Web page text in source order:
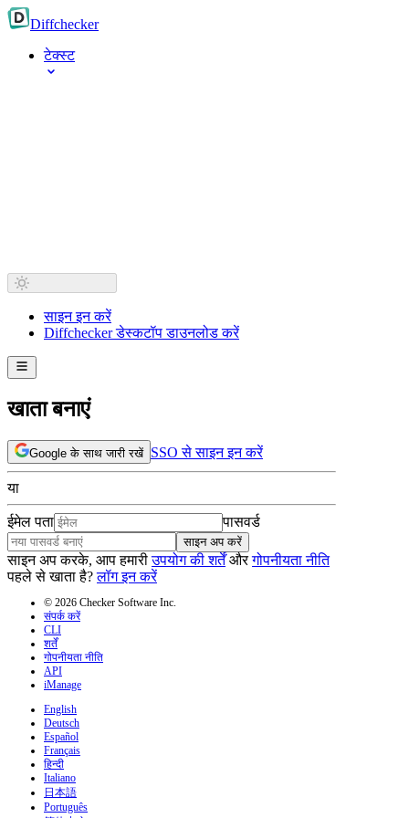
Diffchecker
टेक्स्ट
साइन इन करें
Diffchecker डेस्कटॉप डाउनलोड करें
खाता बनाएं
Google के साथ जारी रखें SSO से साइन इन करें
या
ईमेल पता पासवर्ड
साइन अप करें
साइन अप करके, आप हमारी उपयोग की शर्तें और गोपनीयता नीति
पहले से खाता है? लॉग इन करें
© 2026 Checker Software Inc.
संपर्क करें
CLI
शर्तें
गोपनीयता नीति
API
iManage
English
Deutsch
Español
Français
हिन्दी
Italiano
日本語
Português